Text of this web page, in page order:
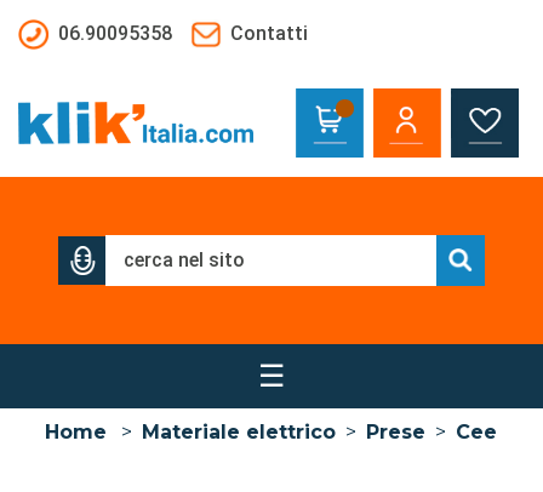
06.90095358
Contatti
☰
Home > Materiale elettrico > Prese > Cee